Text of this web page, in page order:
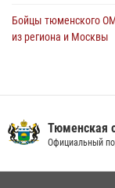
Бойцы тюменского
из региона и Москвы
03 августа 2026, 07:23
Тюменская
Официальный